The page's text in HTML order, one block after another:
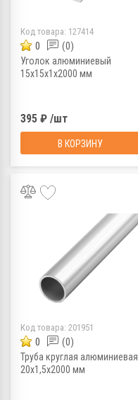
Код товара: 127414
0 (0)
Уголок алюминиевый
15х15х1х2000 мм
395 ₽ /шт
В КОРЗИНУ
Код товара: 201951
0 (0)
Труба круглая алюминиевая
20х1,5х2000 мм